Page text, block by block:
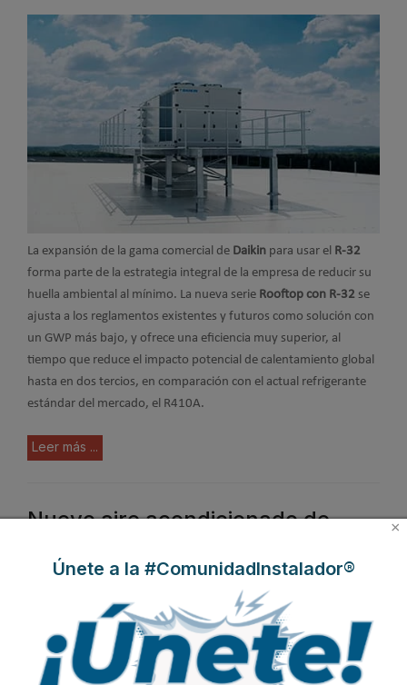
La expansión de la gama comercial de Daikin para usar el R-32
forma parte de la estrategia integral de la empresa de reducir su
huella ambiental al mínimo. La nueva serie Rooftop con R-32 se
ajusta a los reglamentos existentes y futuros como solución con
un GWP más bajo, y ofrece una eficiencia muy superior, al
tiempo que reduce el impacto potencial de calentamiento global
hasta en dos tercios, en comparación con el actual refrigerante
estándar del mercado, el R410A.
Leer más ...
Nuevo aire acondicionado de
Mundoclima® serie H10 de
Salvador Escoda
Publicado en Aire Acondicionado 31 Ene 2022
×
Únete a la #ComunidadInstalador®